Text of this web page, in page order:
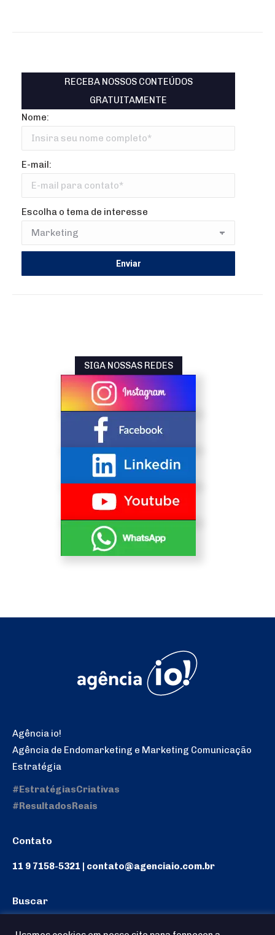
RECEBA NOSSOS CONTEÚDOS
GRATUITAMENTE
Nome:
E-mail:
Escolha o tema de interesse
SIGA NOSSAS REDES
Agência io!
Agência de Endomarketing e Marketing Comunicação
Estratégia
#EstratégiasCriativas
#ResultadosReais
Contato
11 9 7158-5321 | contato@agenciaio.com.br
Buscar